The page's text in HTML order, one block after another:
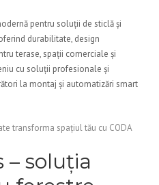
pentru soluții de sticlă și
durabilitate, design
terase, spații comerciale și
cu soluții profesionale și
la montaj și automatizări smart
transforma spațiul tău cu CODA
– soluția